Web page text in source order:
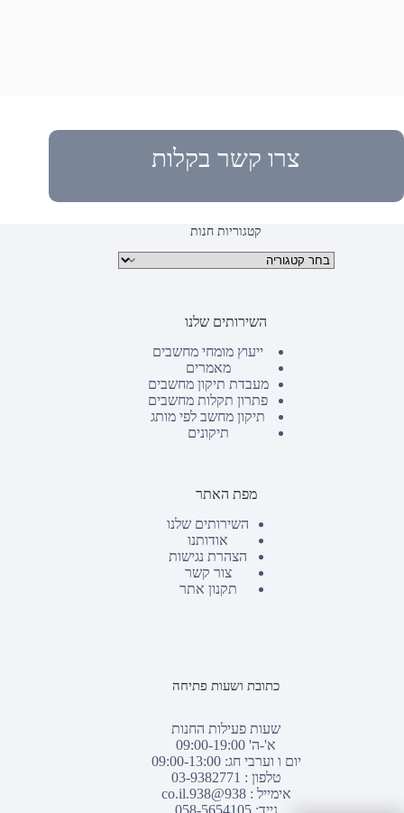
צרו קשר בקלות
קטגוריות חנות
קטגוריות מוצרים
השירותים שלנו
ייעוץ מומחי מחשבים
מאמרים
מעבדת תיקון מחשבים
פתרון תקלות מחשבים
תיקון מחשב לפי מותג
תיקונים
מפת האתר
השירותים שלנו
אודותנו
הצהרת נגישות
צור קשר
תקנון אתר
כתובת ושעות פתיחה
שעות פעילות החנות
א'-ה' 09:00-19:00
יום ו וערבי חג: 09:00-13:00
טלפון : 03-9382771
אימייל :938@938.co.il
נייד: 058-5654105